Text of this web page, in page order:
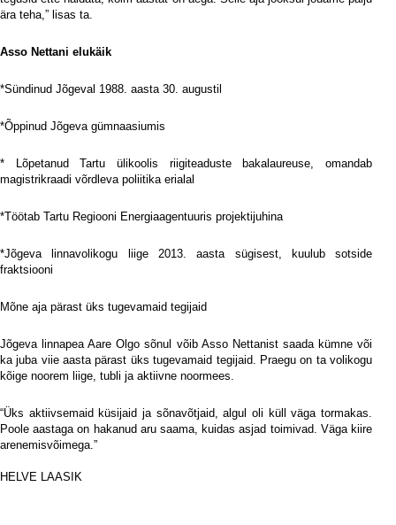
ära teha,” lisas ta.
Asso Nettani elukäik
*Sündinud Jõgeval 1988. aasta 30. augustil
*Õppinud Jõgeva gümnaasiumis
* Lõpetanud Tartu ülikoolis riigiteaduste bakalaureuse, omandab
magistrikraadi võrdleva poliitika erialal
*Töötab Tartu Regiooni Energiaagentuuris projektijuhina
*Jõgeva linnavolikogu liige 2013. aasta sügisest, kuulub sotside
fraktsiooni
Mõne aja pärast üks tugevamaid tegijaid
Jõgeva linnapea Aare Olgo sõnul võib Asso Nettanist saada kümne või
ka juba viie aasta pärast üks tugevamaid tegijaid. Praegu on ta volikogu
kõige noorem liige, tubli ja aktiivne noormees.
“Üks aktiivsemaid küsijaid ja sõnavõtjaid, algul oli küll väga tormakas.
Poole aastaga on hakanud aru saama, kuidas asjad toimivad. Väga kiire
arenemisvõimega.”
HELVE LAASIK